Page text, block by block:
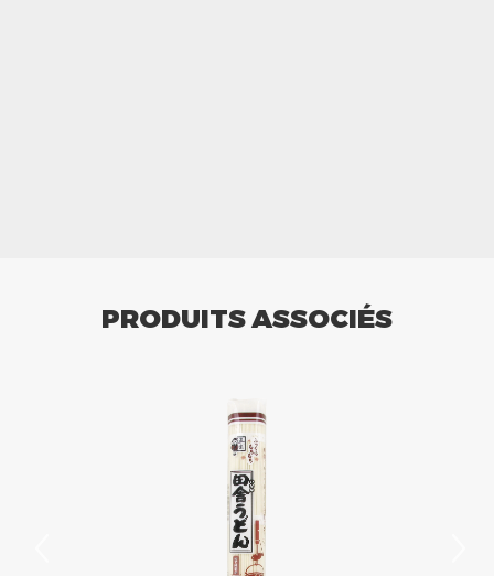
PRODUITS ASSOCIÉS